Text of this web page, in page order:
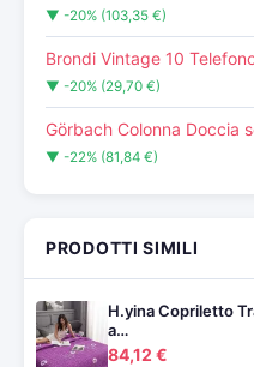
▼ -20% (103,35 €)
Brondi Vintage 10
▼ -20% (29,70 €)
Görbach Colonna Doccia
▼ -22% (81,84 €)
PRODOTTI SIMILI
H.yina Copriletto
a…
84,12 €